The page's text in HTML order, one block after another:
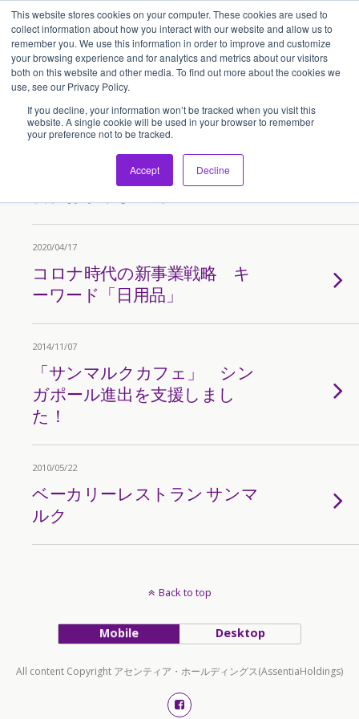
This website stores cookies on your computer. These cookies are used to
collect information about how you interact with our website and allow us to
remember you. We use this information in order to improve and customize
your browsing experience and for analytics and metrics about our visitors
both on this website and other media. To find out more about the cookies we
use, see our Privacy Policy.
If you decline, your information won’t be tracked when you visit this
website. A single cookie will be used in your browser to remember
your preference not to be tracked.
Accept Decline
アセンティア・ホールディングス(AssentiaHoldings)
リエゾンプロジェクト／株式
会社おかやま工房
2020/04/17
コロナ時代の新事業戦略 キ
ーワード「日用品」
2014/11/07
「サンマルクカフェ」 シン
ガポール進出を支援しまし
た！
2010/05/22
ベーカリーレストラン サンマ
ルク
Back to top
Mobile Desktop
All content Copyright アセンティア・ホールディングス(AssentiaHoldings)